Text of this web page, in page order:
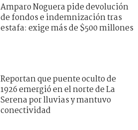
Amparo Noguera pide devolución
de fondos e indemnización tras
estafa: exige más de $500 millones
Reportan que puente oculto de
1926 emergió en el norte de La
Serena por lluvias y mantuvo
conectividad